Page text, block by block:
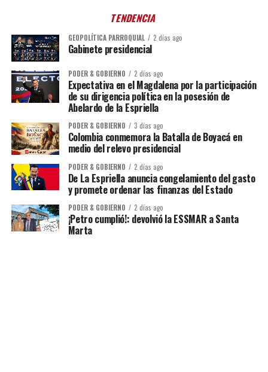
TENDENCIA
GEOPOLÍTICA PARROQUIAL 2 días ago
Gabinete presidencial
PODER & GOBIERNO 2 días ago
Expectativa en el Magdalena por la participación
de su dirigencia política en la posesión de
Abelardo de la Espriella
PODER & GOBIERNO 3 días ago
Colombia conmemora la Batalla de Boyacá en
medio del relevo presidencial
PODER & GOBIERNO 2 días ago
De La Espriella anuncia congelamiento del gasto
y promete ordenar las finanzas del Estado
PODER & GOBIERNO 2 días ago
¡Petro cumplió!: devolvió la ESSMAR a Santa
Marta